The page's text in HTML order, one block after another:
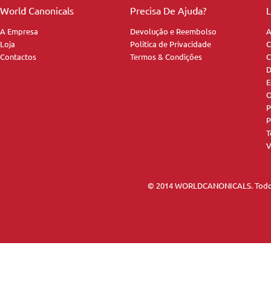
World Canonicals
A Empresa
Loja
Contactos
Precisa De Ajuda?
Devolução e Reembolso
Política de Privacidade
Termos & Condições
© 2014 WORLDCANONICALS.